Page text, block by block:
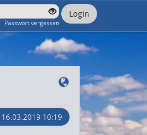
Passwort vergessen
Login
16.03.2019 10:19